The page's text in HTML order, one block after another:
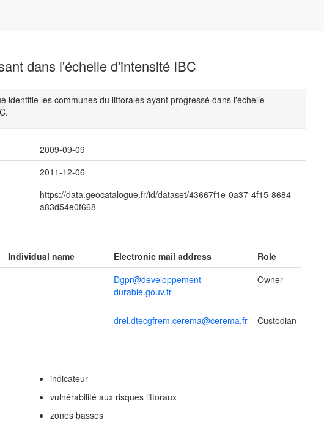
dans l'échelle d'intensité IBC
identifie les communes du littorales ayant progressé dans l'échelle
2009-09-09
2011-12-06
https://data.geocatalogue.fr/id/dataset/43667f1e-0a37-4f15-8684-
a83d54e0f668
Individual name Electronic mail address
Role
Dgpr@developpement-
durable.gouv.fr
Owner
drel.dtecgfrem.cerema@cerema.fr Custodian
indicateur
vulnérabilité aux risques littoraux
zones basses